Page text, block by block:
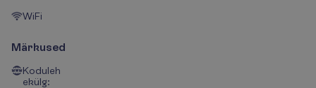
WiFi
Märkused
Koduleh
ekülg: